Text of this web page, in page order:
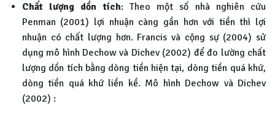
Chất lượng dồn tích: Theo một số nhà nghiên cứu
Penman (2001) lợi nhuận càng gần hơn với tiền thì lợi
nhuận có chất lượng hơn. Francis và cộng sự (2004) sử
dụng mô hình Dechow và Dichev (2002) để đo lường chất
lượng dồn tích bằng dòng tiền hiện tại, dòng tiền quá khứ,
dòng tiền quá khứ liền kề. Mô hình Dechow và Dichev
(2002) :